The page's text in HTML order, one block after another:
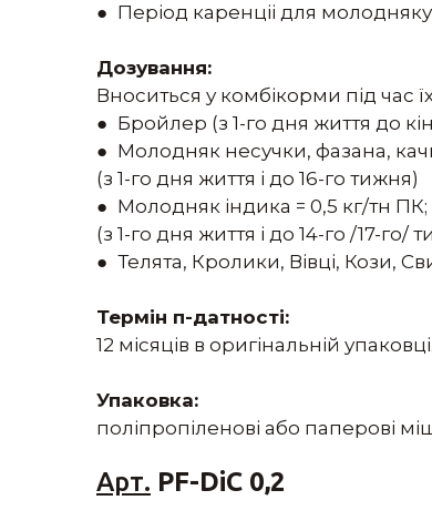
● Період каренціі для
Дозування:
Вноситься у комбікорми під час
● Бройлер (з 1-го дня життя до
● Молодняк несучки, фазана,
(з 1-го дня життя і до 16-го тижня)
● Молодняк індика = 0,5 кг/тн ПК;
(з 1-го дня життя і до 14-го /17-го/
● Телята, Кролики, Вівці, Кози,
Термін п-датності:
12 місяців в оригінальній упаковці.
Упаковка:
поліпропіленові або паперові
Арт. PF-DiC 0,2